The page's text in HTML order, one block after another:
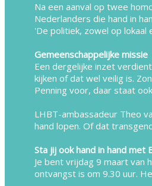
Na een aanval op twee
Nederlanders die hand in
'De politiek, zowel op lokaal
Gemeenschappelijke missie
Een dergelijke inzet
kijken of dat wel veilig is.
Penning voor, daar staat
LHBT-ambassadeur Theo
hand lopen. Of dat
Sta jij ook hand in hand met
Je bent vrijdag 9 maart van
ontvangst is om 9.30 uur.